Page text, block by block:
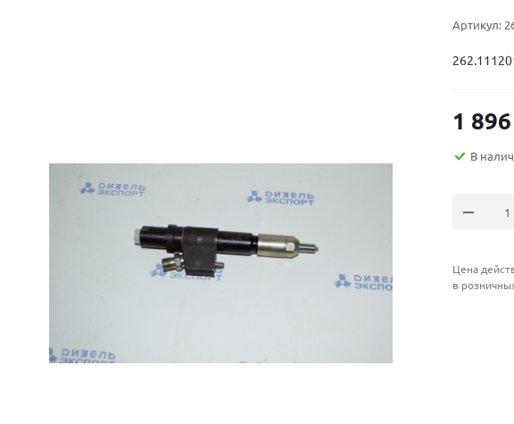
Артикул:
1 896
В
Цена
в